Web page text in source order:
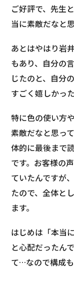
ご好評で、先生
当に素敵だなと
あとはやはり岩
もあり、自分の
じたのと、自分
すごく嬉しかった
特に色の使い方
素敵だなと思っ
体的に最後まで
です。お客様の
ていたんですが
たので、全体と
ます。
はじめは「本当
と心配だったん
て…なので構成